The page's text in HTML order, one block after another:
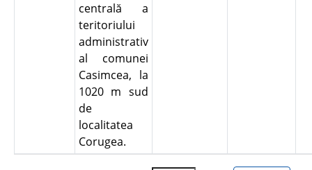
centrală a
teritoriului
administrativ
al comunei
Casimcea, la
1020 m sud
de
localitatea
Corugea.